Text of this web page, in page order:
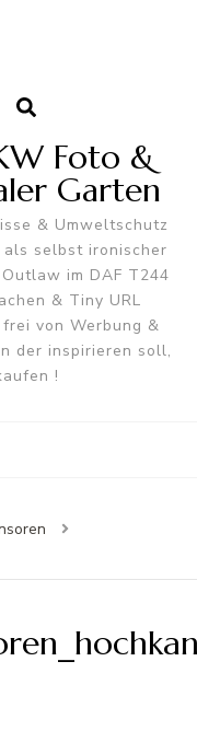
Foto &
Garten
& Umweltschutz
selbst ironischer
im DAF T244
& Tiny URL
von Werbung &
der inspirieren soll,
!